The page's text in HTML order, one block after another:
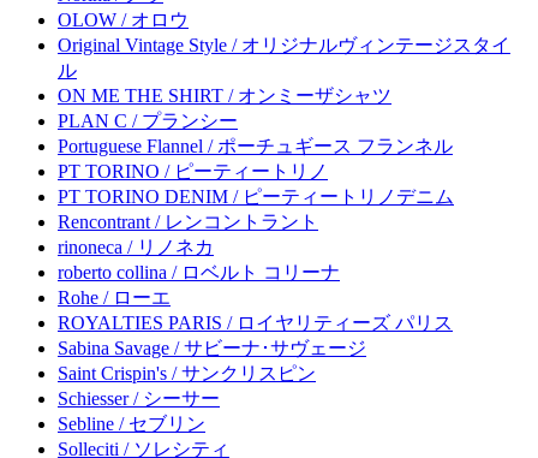
OLOW / オロウ
Original Vintage Style / オリジナルヴィンテージスタイ
ル
ON ME THE SHIRT / オンミーザシャツ
PLAN C / プランシー
Portuguese Flannel / ポーチュギース フランネル
PT TORINO / ピーティートリノ
PT TORINO DENIM / ピーティートリノデニム
Rencontrant / レンコントラント
rinoneca / リノネカ
roberto collina / ロベルト コリーナ
Rohe / ローエ
ROYALTIES PARIS / ロイヤリティーズ パリス
Sabina Savage / サビーナ･サヴェージ
Saint Crispin's / サンクリスピン
Schiesser / シーサー
Sebline / セブリン
Solleciti / ソレシティ